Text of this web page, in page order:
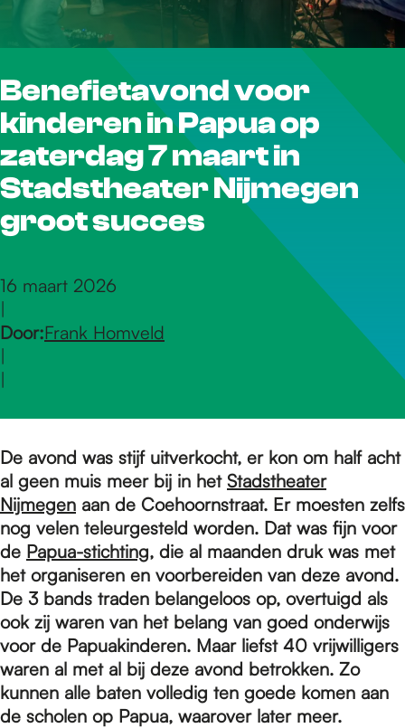
r
d
e
h
e
p
a
g
e
Benefietavond voor
kinderen in Papua op
zaterdag 7 maart in
Stadstheater Nijmegen
groot succes
16 maart 2026
|
Door:Frank Homveld
|
|
De avond was stijf uitverkocht, er kon om half acht
al geen muis meer bij in het Stadstheater
Nijmegen aan de Coehoornstraat. Er moesten zelfs
nog velen teleurgesteld worden. Dat was fijn voor
de Papua-stichting, die al maanden druk was met
het organiseren en voorbereiden van deze avond.
De 3 bands traden belangeloos op, overtuigd als
ook zij waren van het belang van goed onderwijs
voor de Papuakinderen. Maar liefst 40 vrijwilligers
waren al met al bij deze avond betrokken. Zo
kunnen alle baten volledig ten goede komen aan
de scholen op Papua, waarover later meer.